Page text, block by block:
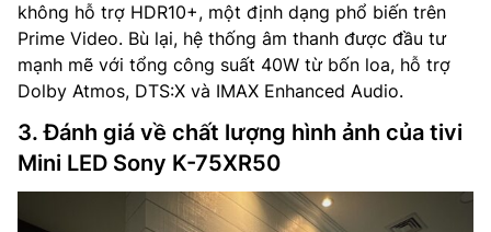
không hỗ trợ HDR10+, một định dạng phổ biến trên
Prime Video. Bù lại, hệ thống âm thanh được đầu tư
mạnh mẽ với tổng công suất 40W từ bốn loa, hỗ trợ
Dolby Atmos, DTS:X và IMAX Enhanced Audio.
3. Đánh giá về chất lượng hình ảnh của tivi
Mini LED Sony K-75XR50